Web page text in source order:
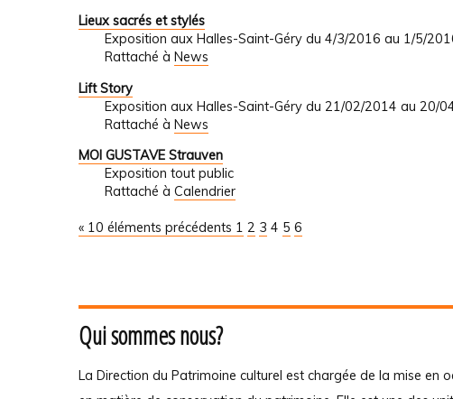
Lieux sacrés et stylés
Exposition aux Halles-Saint-Géry du 4/3/2016 au 1/5/
Rattaché à News
Lift Story
Exposition aux Halles-Saint-Géry du 21/02/2014 au 20/
Rattaché à News
MOI GUSTAVE Strauven
Exposition tout public
Rattaché à Calendrier
« 10 éléments précédents 1 2 3 4 5 6
Qui sommes nous?
La Direction du Patrimoine culturel est chargée de la mise en